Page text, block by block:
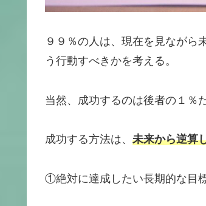
９９％の人は、現在を見ながら
う行動すべきかを考える。
当然、成功するのは後者の１％
成功する方法は、 未来から逆算
①絶対に達成したい長期的な目